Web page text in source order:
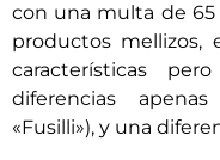
con una multa de
productos mellizos,
características
diferencias
«Fusilli»), y una